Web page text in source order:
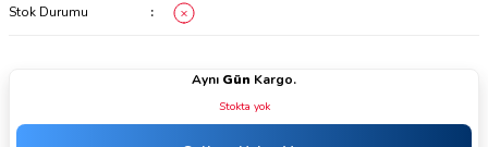
Stok Durumu
Aynı Gün Kargo.
Stokta yok